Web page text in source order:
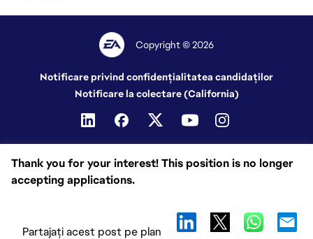
Thank you for your interest! This position is no longer
accepting applications.
Partajați acest post pe plan
Copyright © 2026
Notificare privind confidențialitatea candidaților
Notificare la colectare (California)